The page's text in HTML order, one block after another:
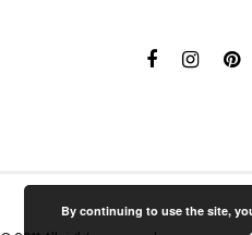
By continuing to use the site,